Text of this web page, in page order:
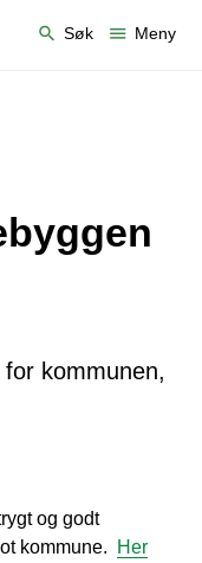
Søk Meny
kommunen,
og godt
kommune. Her